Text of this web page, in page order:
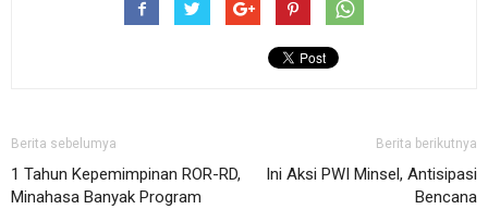
Berita sebelumya
1 Tahun Kepemimpinan ROR-RD,
Minahasa Banyak Program
Berita berikutnya
Ini Aksi PWI Minsel, Antisipasi
Bencana